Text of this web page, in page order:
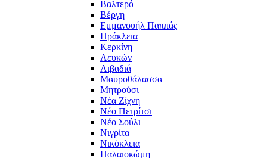
Βαλτερό
Βέργη
Εμμανουήλ Παππάς
Ηράκλεια
Κερκίνη
Λευκών
Λιβαδιά
Μαυροθάλασσα
Μητρούσι
Νέα Ζίχνη
Νέο Πετρίτσι
Νέο Σούλι
Νιγρίτα
Νικόκλεια
Παλαιοκώμη